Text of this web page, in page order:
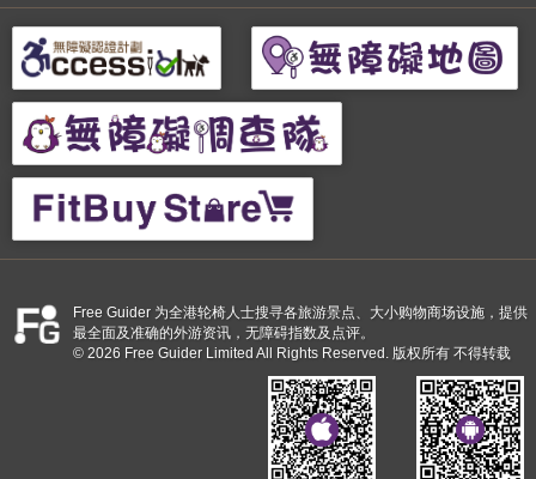
Free Guider 为全港轮椅人士搜寻各旅游景点、大小购物商场设施，提供
最全面及准确的外游资讯，无障碍指数及点评。
© 2026 Free Guider Limited All Rights Reserved. 版权所有 不得转载